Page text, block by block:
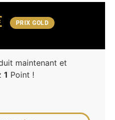
PRIX GOLD
maintenant et
1 Point !